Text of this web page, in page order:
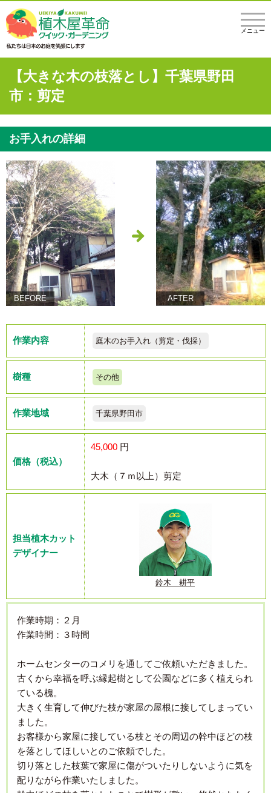
メニュー
【大きな木の枝落とし】千葉県野田
市：剪定
お手入れの詳細
BEFORE AFTER
作業内容 庭木のお手入れ（剪定・伐採）
樹種 その他
作業地域 千葉県野田市
価格（税込）
45,000 円
大木（７ｍ以上）剪定
担当植木カット
デザイナー
鈴木 耕平
作業時期：２月
作業時間：３時間
ホームセンターのコメリを通してご依頼いただきました。
古くから幸福を呼ぶ縁起樹として公園などに多く植えられ
ている槐。
大きく生育して伸びた枝が家屋の屋根に接してしまってい
ました。
お客様から家屋に接している枝とその周辺の幹中ほどの枝
を落としてほしいとのご依頼でした。
切り落とした枝葉で家屋に傷がついたりしないように気を
配りながら作業いたしました。